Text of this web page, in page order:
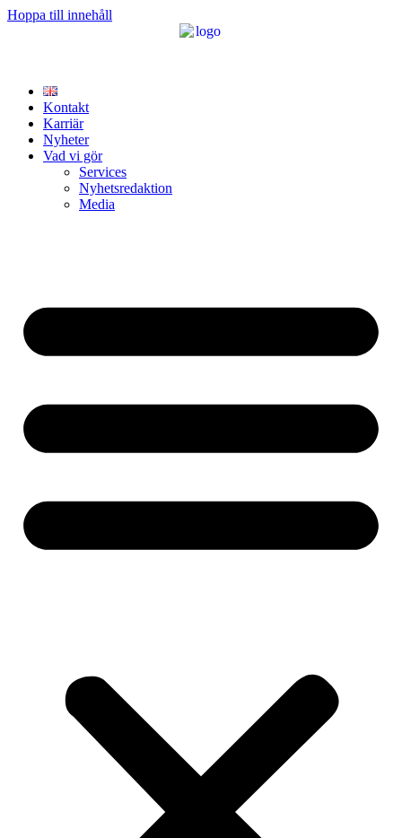
Hoppa till innehåll
Kontakt
Karriär
Nyheter
Vad vi gör
Services
Nyhetsredaktion
Media